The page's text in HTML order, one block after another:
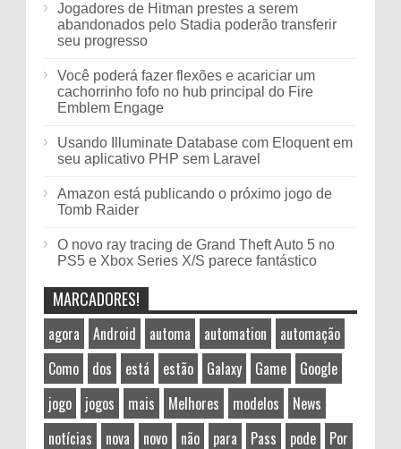
Jogadores de Hitman prestes a serem
abandonados pelo Stadia poderão transferir
seu progresso
Você poderá fazer flexões e acariciar um
cachorrinho fofo no hub principal do Fire
Emblem Engage
Usando Illuminate Database com Eloquent em
seu aplicativo PHP sem Laravel
Amazon está publicando o próximo jogo de
Tomb Raider
O novo ray tracing de Grand Theft Auto 5 no
PS5 e Xbox Series X/S parece fantástico
MARCADORES!
agora Android automa automation
automação
Como
dos está estão Galaxy Game
Google
jogo
jogos mais Melhores modelos
News
notícias
nova novo não para Pass pode
Por